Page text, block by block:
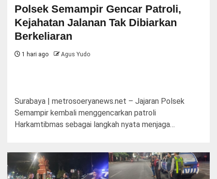
Polsek Semampir Gencar Patroli,
Kejahatan Jalanan Tak Dibiarkan
Berkeliaran
1 hari ago Agus Yudo
Surabaya | metrosoeryanews.net – Jajaran Polsek
Semampir kembali menggencarkan patroli
Harkamtibmas sebagai langkah nyata menjaga…